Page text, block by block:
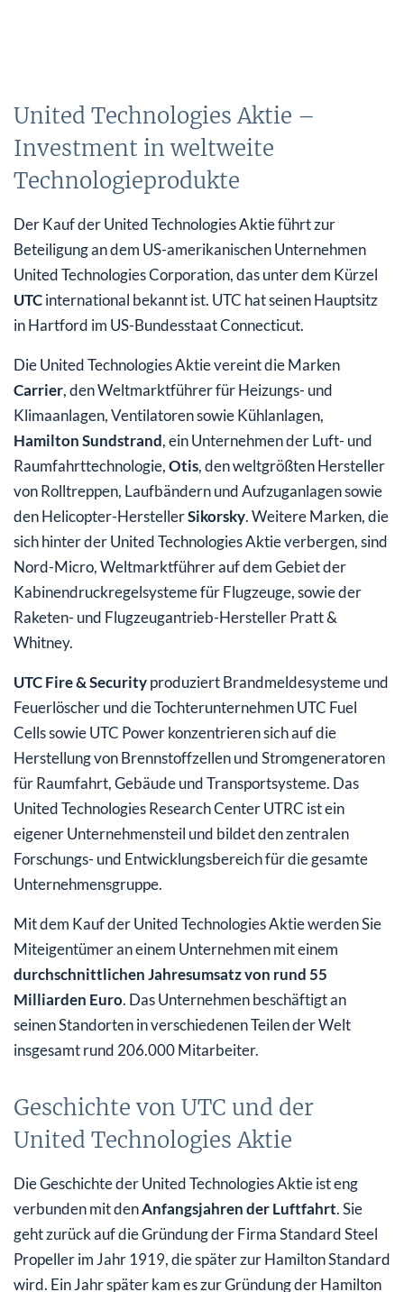
United Technologies Aktie –
Investment in weltweite
Technologieprodukte
Der Kauf der United Technologies Aktie führt zur
Beteiligung an dem US-amerikanischen Unternehmen
United Technologies Corporation, das unter dem Kürzel
UTCinternational bekannt ist. UTC hat seinen Hauptsitz
in Hartford im US-Bundesstaat Connecticut.
Die United Technologies Aktie vereint die Marken
Carrier, den Weltmarktführer für Heizungs- und
Klimaanlagen, Ventilatoren sowie Kühlanlagen,
Hamilton Sundstrand, ein Unternehmen der Luft- und
Raumfahrttechnologie,Otis, den weltgrößten Hersteller
von Rolltreppen, Laufbändern und Aufzuganlagen sowie
den Helicopter-HerstellerSikorsky. Weitere Marken, die
sich hinter der United Technologies Aktie verbergen, sind
Nord-Micro, Weltmarktführer auf dem Gebiet der
Kabinendruckregelsysteme für Flugzeuge, sowie der
Raketen- und Flugzeugantrieb-Hersteller Pratt &
Whitney.
UTC Fire & Securityproduziert Brandmeldesysteme und
Feuerlöscher und die Tochterunternehmen UTC Fuel
Cells sowie UTC Power konzentrieren sich auf die
Herstellung von Brennstoffzellen und Stromgeneratoren
für Raumfahrt, Gebäude und Transportsysteme. Das
United Technologies Research Center UTRC ist ein
eigener Unternehmensteil und bildet den zentralen
Forschungs- und Entwicklungsbereich für die gesamte
Unternehmensgruppe.
Mit dem Kauf der United Technologies Aktie werden Sie
Miteigentümer an einem Unternehmen mit einem
durchschnittlichen Jahresumsatz von rund 55
Milliarden Euro. Das Unternehmen beschäftigt an
seinen Standorten in verschiedenen Teilen der Welt
insgesamt rund 206.000 Mitarbeiter.
Geschichte von UTC und der
United Technologies Aktie
Die Geschichte der United Technologies Aktie ist eng
verbunden mit denAnfangsjahren der Luftfahrt. Sie
geht zurück auf die Gründung der Firma Standard Steel
Propeller im Jahr 1919, die später zur Hamilton Standard
wird. Ein Jahr später kam es zur Gründung der Hamilton